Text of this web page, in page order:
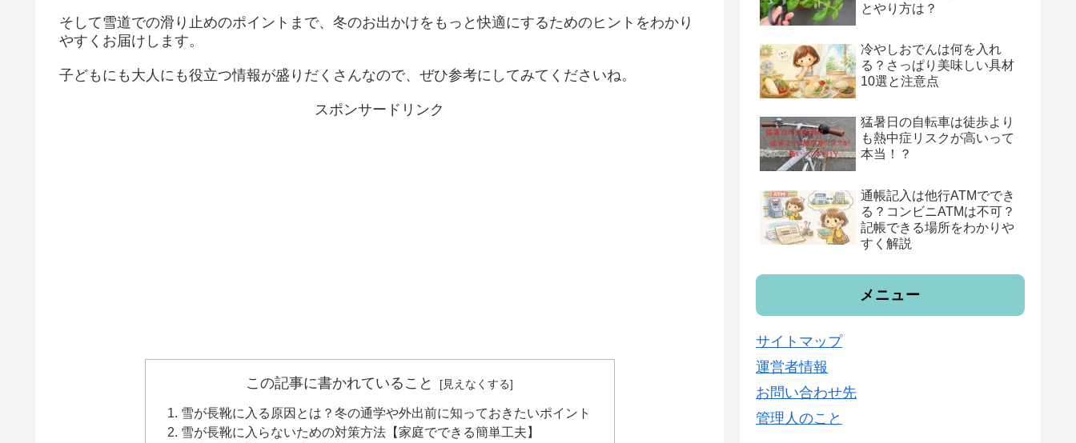
そして雪道での滑り止めのポイントまで、冬のお出かけをもっと快適にするためのヒントをわかり
やすくお届けします。
子どもにも大人にも役立つ情報が盛りだくさんなので、ぜひ参考にしてみてくださいね。
スポンサードリンク
この記事に書かれていること
雪が長靴に入る原因とは？冬の通学や外出前に知っておきたいポイント
雪が長靴に入らないための対策方法【家庭でできる簡単工夫】
とやり方は？
冷やしおでんは何を入れ
る？さっぱり美味しい具材
10選と注意点
猛暑日の自転車は徒歩より
も熱中症リスクが高いって
本当！？
通帳記入は他行ATMででき
る？コンビニATMは不可？
記帳できる場所をわかりや
すく解説
メニュー
サイトマップ
運営者情報
お問い合わせ先
管理人のこと